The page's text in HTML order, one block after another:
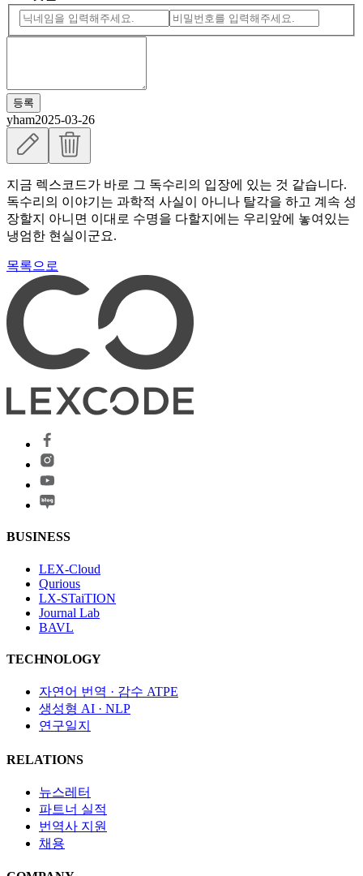
등록
yham2025-03-26
지금 렉스코드가 바로 그 독수리의 입장에 있는 것 같습니다.
독수리의 이야기는 과학적 사실이 아니나 탈각을 하고 계속 성
장할지 아니면 이대로 수명을 다할지에는 우리앞에 놓여있는
냉엄한 현실이군요.
목록으로
BUSINESS
LEX-Cloud
Qurious
LX-STaiTION
Journal Lab
BAVL
TECHNOLOGY
자연어 번역 · 감수​ ATPE
생성형 AI · NLP
연구일지
RELATIONS
뉴스레터
파트너 실적
번역사 지원
채용